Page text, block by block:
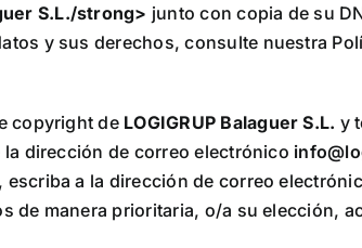
S.L./strong> junto con copia de su
y sus derechos, consulte nuestra
copyright de LOGIGRUP Balaguer S.L. y
la dirección de correo electrónico
escriba a la dirección de correo
de manera prioritaria, o/a su elección,